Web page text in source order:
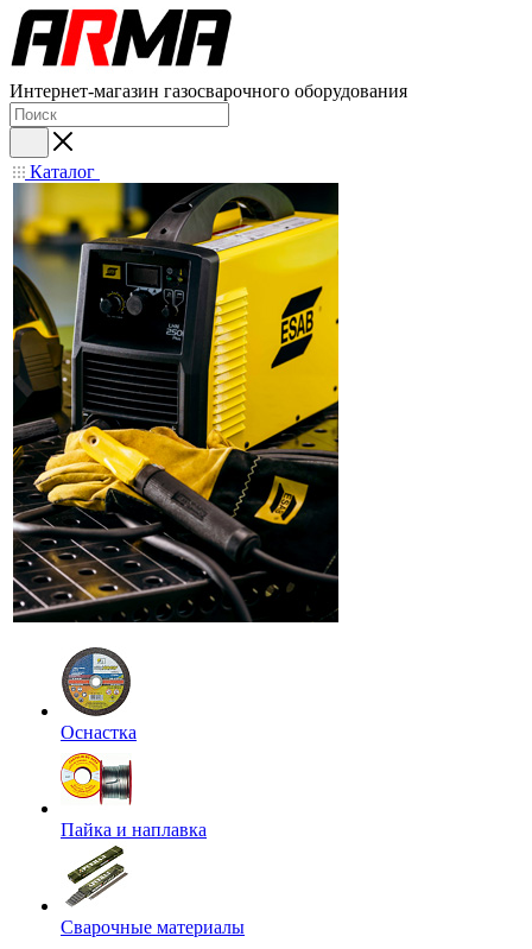
Интернет-магазин газосварочного оборудования
Каталог
Оснастка
Пайка и наплавка
Сварочные материалы